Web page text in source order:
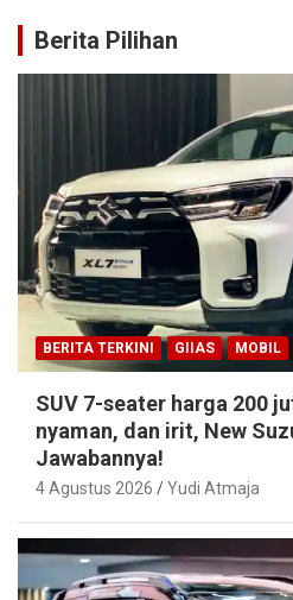
Berita Pilihan
BERITA TERKINI GIIAS MOBIL
SUV 7-seater harga 200
nyaman, dan irit, New
Jawabannya!
4 Agustus 2026 Yudi Atmaja